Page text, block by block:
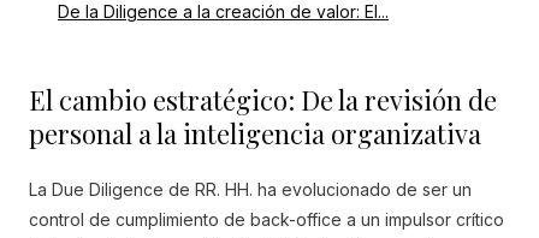
De la Diligence a la creación de valor: El...
El cambio estratégico: De la revisión de
personal a la inteligencia organizativa
La Due Diligence de RR. HH. ha evolucionado de ser un
control de cumplimiento de back-office a un impulsor crítico